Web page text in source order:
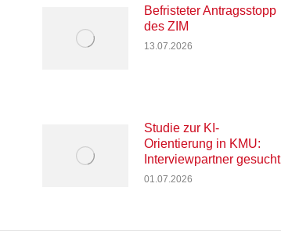
Befristeter Antragsstopp
des ZIM
13.07.2026
Studie zur KI-
Orientierung in KMU:
Interviewpartner gesucht
01.07.2026